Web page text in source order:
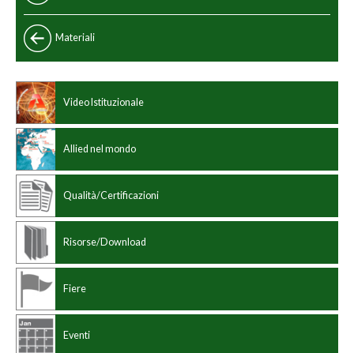
Standard
Speciali
Programma di produzione
Dimensioni
Materiali
Standard cinese
Standard internazionale
Video Istituzionale
Allied nel mondo
Qualità/Certificazioni
Risorse/Download
Fiere
Eventi